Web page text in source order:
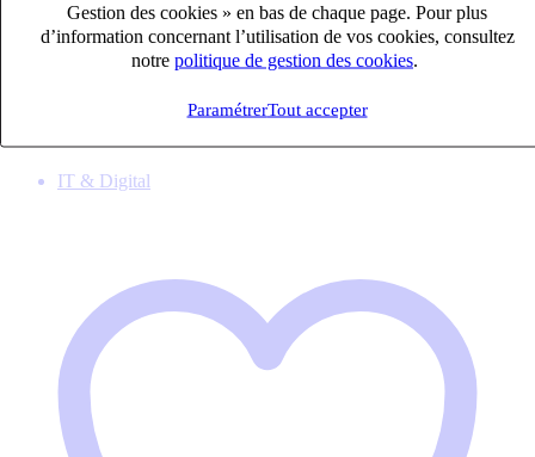
Gestion des cookies » en bas de chaque page. Pour plus
d’information concernant l’utilisation de vos cookies, consultez
notre politique de gestion des cookies
ParamétrerTout accepter
(H/F) Ingénieur développement embarqué
CDI
Vienne, Rhône (38200)
IT & Digital